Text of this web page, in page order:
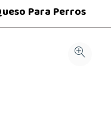
Para Perros